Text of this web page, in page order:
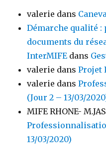
valerie dans
Démarche qualité :
documents du
InterMIFE dans
valerie dansProjet
valerie dans
(Jour 2 – 13/03/
MIFE RHONE-
13/03/2020)